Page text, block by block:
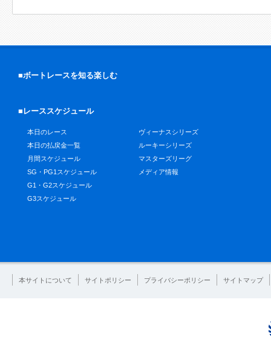
■ボートレースを知る楽しむ
■レーススケジュール
本日のレース
本日の払戻金一覧
月間スケジュール
SG・PG1スケジュール
G1・G2スケジュール
G3スケジュール
ヴィーナスシリーズ
ルーキーシリーズ
マスターズリーグ
メディア情報
本サイトについて サイトポリシー プライバシーポリシー サイトマップ